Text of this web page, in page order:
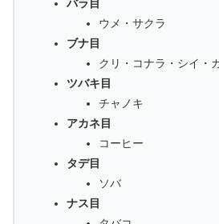
バラ目
ウメ・サクラ
ブナ目
クリ・コナラ・シイ・
ツバキ目
チャノキ
アカネ目
コーヒー
タデ目
ソバ
ナス目